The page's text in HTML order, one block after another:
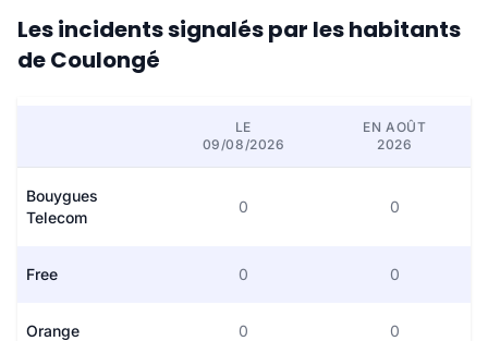
Les incidents signalés par les habitants
de Coulongé
LE
09/08/2026
EN AOÛT
2026
Bouygues
Telecom
0 0
Free 0 0
Orange 0 0